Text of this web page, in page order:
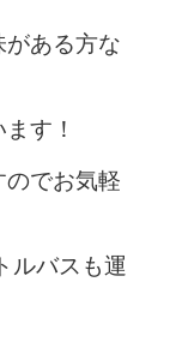
ある方な
す！
でお気軽
ルバスも運